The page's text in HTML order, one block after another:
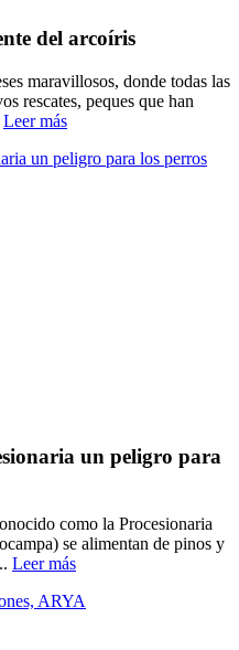
del arcoíris
maravillosos, donde todas las
rescates, peques que han
Leer más
un peligro para
como la Procesionaria
se alimentan de pinos y
Leer más